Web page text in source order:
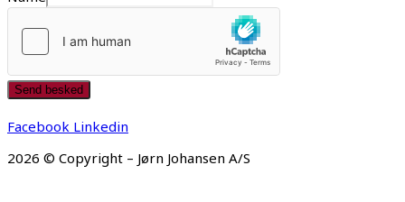
Send besked
Facebook Linkedin
2026 © Copyright – Jørn Johansen A/S